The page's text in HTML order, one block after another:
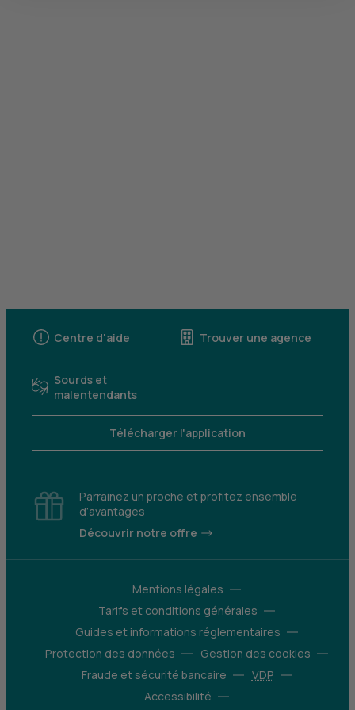
Centre d'aide Trouver une agence
Sourds et
malentendants
Télécharger l'application
Parrainez un proche et profitez ensemble
d’avantages
Découvrir notre offre
Mentions légales
Tarifs et conditions générales
Guides et informations réglementaires
Protection des données
Gestion des cookies
Fraude et sécurité bancaire
VDP
Accessibilité